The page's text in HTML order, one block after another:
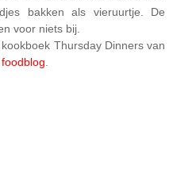
bakken als vieruurtje. De
voor niets bij.
Thursday Dinners van
foodblog